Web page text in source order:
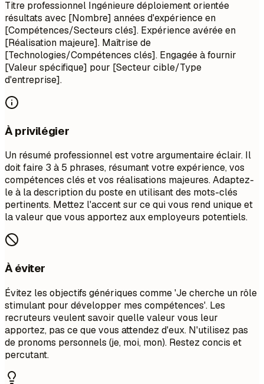
Titre professionnel Ingénieure déploiement orientée
résultats avec [Nombre] années d'expérience en
[Compétences/Secteurs clés]. Expérience avérée en
[Réalisation majeure]. Maîtrise de
[Technologies/Compétences clés]. Engagée à fournir
[Valeur spécifique] pour [Secteur cible/Type
d'entreprise].
À privilégier
Un résumé professionnel est votre argumentaire éclair. Il
doit faire 3 à 5 phrases, résumant votre expérience, vos
compétences clés et vos réalisations majeures. Adaptez-
le à la description du poste en utilisant des mots-clés
pertinents. Mettez l'accent sur ce qui vous rend unique et
la valeur que vous apportez aux employeurs potentiels.
À éviter
Évitez les objectifs génériques comme 'Je cherche un rôle
stimulant pour développer mes compétences'. Les
recruteurs veulent savoir quelle valeur vous leur
apportez, pas ce que vous attendez d'eux. N'utilisez pas
de pronoms personnels (je, moi, mon). Restez concis et
percutant.